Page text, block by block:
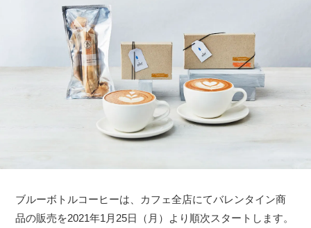
ブルーボトルコーヒーは、カフェ全店にてバレンタイン商
品の販売を2021年1月25日（月）より順次スタートします。